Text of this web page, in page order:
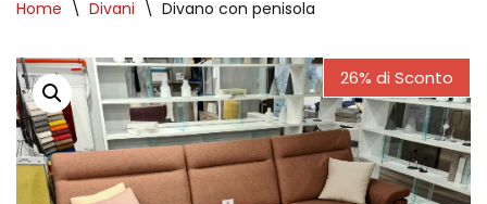
Home \ Divani \ Divano con penisola
26% di Sconto